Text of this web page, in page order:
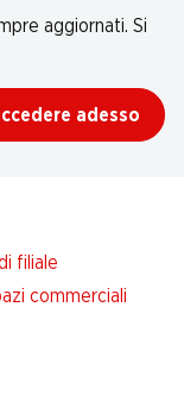
aggiornati. Si
adesso
filiale
commerciali